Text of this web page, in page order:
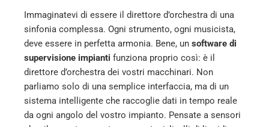
Immaginatevi di essere il direttore d’orchestra di una
sinfonia complessa. Ogni strumento, ogni musicista,
deve essere in perfetta armonia. Bene, un software di
supervisione impianti funziona proprio così: è il
direttore d’orchestra dei vostri macchinari. Non
parliamo solo di una semplice interfaccia, ma di un
sistema intelligente che raccoglie dati in tempo reale
da ogni angolo del vostro impianto. Pensate a sensori